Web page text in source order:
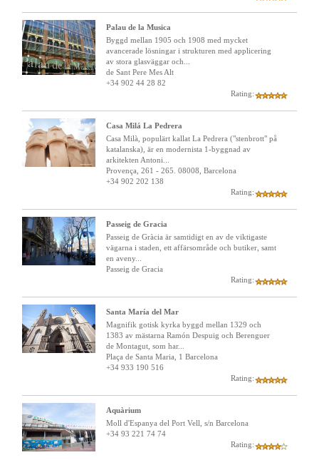
Palau de la Musica
Byggd mellan 1905 och 1908 med mycket
avancerade lösningar i strukturen med applicering
av stora glasväggar och...
de Sant Pere Mes Alt
+34 902 44 28 82
Rating:
Casa Milá La Pedrera
Casa Milà, populärt kallat La Pedrera ("stenbrott" på
katalanska), är en modernista 1-byggnad av
arkitekten Antoni...
Provença, 261 - 265. 08008, Barcelona
+34 902 202 138
Rating:
Passeig de Gracia
Passeig de Gràcia är samtidigt en av de viktigaste
vägarna i staden, ett affärsområde och butiker, samt
en aveny...
Passeig de Gracia
Rating:
Santa María del Mar
Magnifik gotisk kyrka byggd mellan 1329 och
1383 av mästarna Ramón Despuig och Berenguer
de Montagut, som har...
Plaça de Santa Maria, 1 Barcelona
+34 933 190 516
Rating:
Aquàrium
Moll d'Espanya del Port Vell, s/n Barcelona
+34 93 221 74 74
Rating: